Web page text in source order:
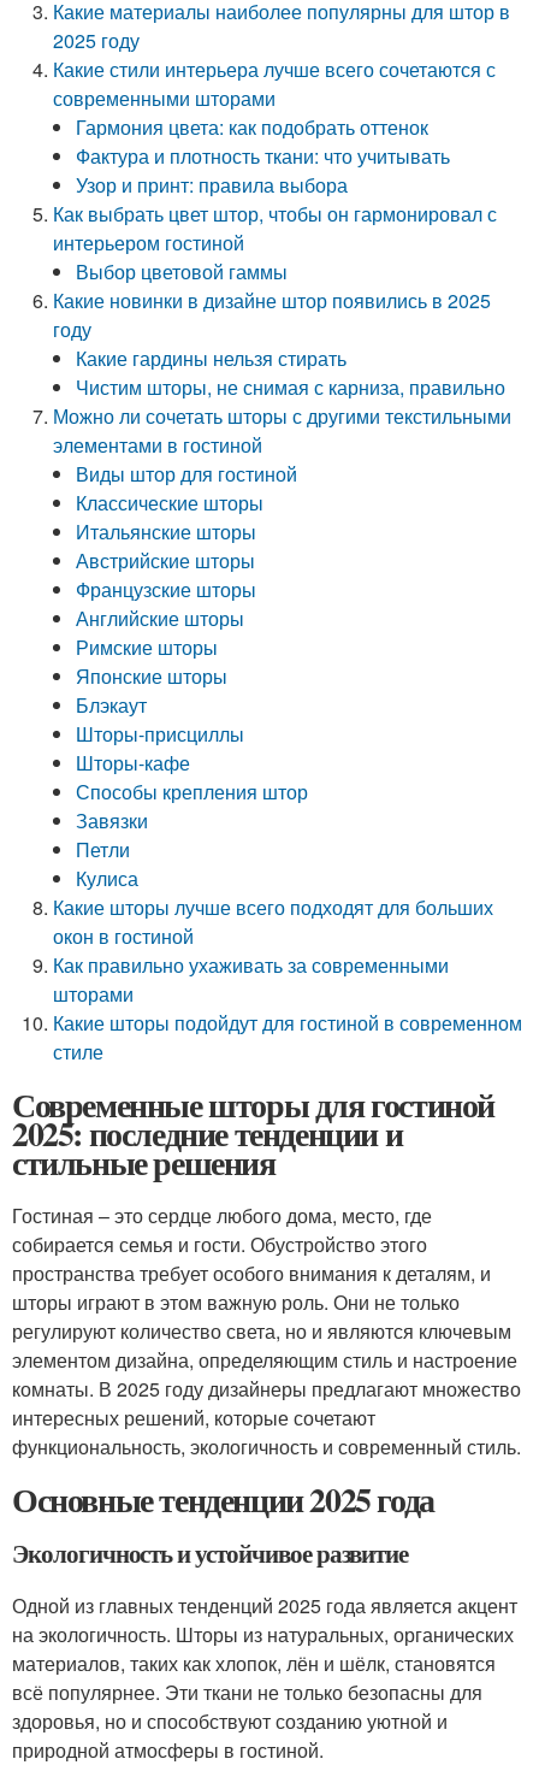
Какие материалы наиболее популярны для штор в
2025 году
Какие стили интерьера лучше всего сочетаются с
современными шторами
Гармония цвета: как подобрать оттенок
Фактура и плотность ткани: что учитывать
Узор и принт: правила выбора
Как выбрать цвет штор, чтобы он гармонировал с
интерьером гостиной
Выбор цветовой гаммы
Какие новинки в дизайне штор появились в 2025
году
Какие гардины нельзя стирать
Чистим шторы, не снимая с карниза, правильно
Можно ли сочетать шторы с другими текстильными
элементами в гостиной
Виды штор для гостиной
Классические шторы
Итальянские шторы
Австрийские шторы
Французские шторы
Английские шторы
Римские шторы
Японские шторы
Блэкаут
Шторы-присциллы
Шторы-кафе
Способы крепления штор
Завязки
Петли
Кулиса
Какие шторы лучше всего подходят для больших
окон в гостиной
Как правильно ухаживать за современными
шторами
Какие шторы подойдут для гостиной в современном
стиле
Современные шторы для гостиной
2025: последние тенденции и
стильные решения
Гостиная – это сердце любого дома, место, где
собирается семья и гости. Обустройство этого
пространства требует особого внимания к деталям, и
шторы играют в этом важную роль. Они не только
регулируют количество света, но и являются ключевым
элементом дизайна, определяющим стиль и настроение
комнаты. В 2025 году дизайнеры предлагают множество
интересных решений, которые сочетают
функциональность, экологичность и современный стиль.
Основные тенденции 2025 года
Экологичность и устойчивое развитие
Одной из главных тенденций 2025 года является акцент
на экологичность. Шторы из натуральных, органических
материалов, таких как хлопок, лён и шёлк, становятся
всё популярнее. Эти ткани не только безопасны для
здоровья, но и способствуют созданию уютной и
природной атмосферы в гостиной.